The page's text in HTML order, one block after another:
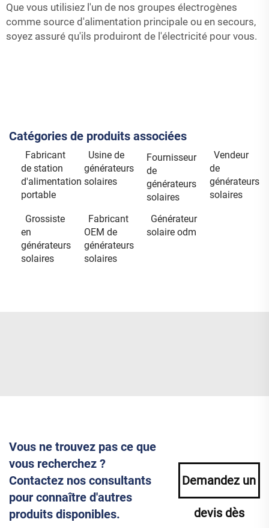
Que vous utilisiez l'un de nos groupes électrogènes
comme source d'alimentation principale ou en secours,
soyez assuré qu'ils produiront de l'électricité pour vous.
Catégories de produits associées
Fabricant
de station
d'alimentation
portable
Usine de
générateurs
solaires
Fournisseur
de
générateurs
solaires
Vendeur
de
générateurs
solaires
Grossiste
en
générateurs
solaires
Fabricant
OEM de
générateurs
solaires
Générateur
solaire odm
Vous ne trouvez pas ce que
vous recherchez ?
Contactez nos consultants
pour connaître d'autres
produits disponibles.
Demandez un
devis dès